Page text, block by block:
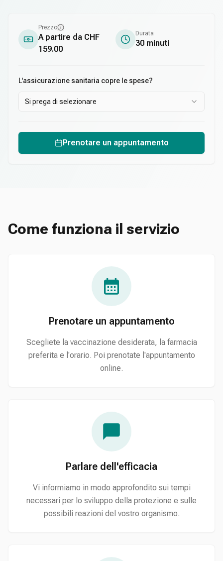
Prezzo
A partire da CHF
159.00
Durata
30 minuti
L'assicurazione sanitaria copre le spese?
Si prega di selezionare
Prenotare un appuntamento
Come funziona il servizio
Prenotare un appuntamento
Scegliete la vaccinazione desiderata, la farmacia
preferita e l'orario. Poi prenotate l'appuntamento
online.
Parlare dell'efficacia
Vi informiamo in modo approfondito sui tempi
necessari per lo sviluppo della protezione e sulle
possibili reazioni del vostro organismo.